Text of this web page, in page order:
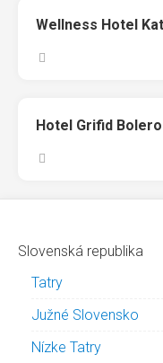
Wellness Hotel
Hotel Grifid Bolero
Slovenská republika
Tatry
Južné Slovensko
Nízke Tatry